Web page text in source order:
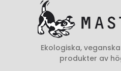
Ekologiska,
produkter av